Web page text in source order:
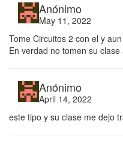
Anónimo
May 11, 2022
Tome Circuitos 2 con el y
En verdad no tomen su
Anónimo
April 14, 2022
este tipo y su clase me dejo